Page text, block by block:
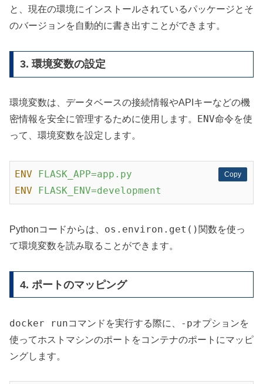
と、現在の環境にインストールされているパッケージとそ
のバージョンを自動的に書き出すことができます。
3. 環境変数の設定
環境変数は、データベースの接続情報やAPIキーなどの機
密情報を安全に管理するために使用します。
ENV命令を使
って、環境変数を設定します。
Copy
Copy
ENV
FLASK_APP=app.py
ENV
FLASK_ENV=development
Pythonコードからは、 os.environ.get() 関数を使っ
て環境変数を読み取ることができます。
4. ポートのマッピング
docker runコマンドを実行する際に、 -pオプションを
使ってホストマシンのポートをコンテナのポートにマッピ
ングします。